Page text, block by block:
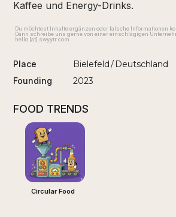
Kaffee und Energy-Drinks.
Du möchtest Inhalte ergänzen oder falsche Informationen
Dann schreibe uns gerne von einer einschlägigen
hello [at] swyytr.com
Place Bielefeld/ Deutschland
Founding 2023
FOOD TRENDS
Circular Food